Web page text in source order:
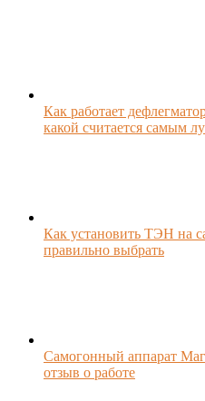
Как работает
какой считается самым
Как установить ТЭН на
правильно выбрать
Самогонный аппарат
отзыв о работе